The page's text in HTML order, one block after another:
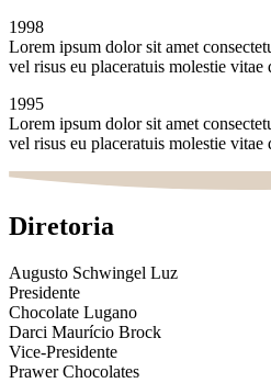
1998
Lorem ipsum dolor sit amet
vel risus eu placeratuis molestie vitae
1995
Lorem ipsum dolor sit amet
vel risus eu placeratuis molestie vitae
Diretoria
Augusto Schwingel Luz
Presidente
Chocolate Lugano
Darci Maurício Brock
Vice-Presidente
Prawer Chocolates